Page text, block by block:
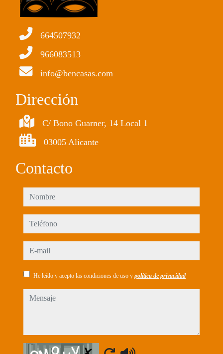
664507932
966083513
info@bencasas.com
Dirección
C/ Bono Guarner, 14 Local 1
03005 Alicante
Contacto
nombre
teléfono
e-mail
He leído y acepto las condiciones de uso y política de privacidad
mensaje
Captcha